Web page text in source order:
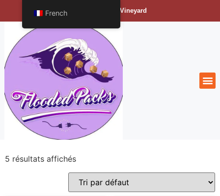
Bengals Vineyard
5 résultats affichés
French